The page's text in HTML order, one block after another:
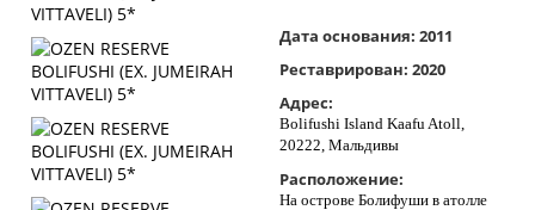
Дата основания: 2011
Реставрирован: 2020
Адрес:
Bolifushi Island Kaafu Atoll,
20222, Мальдивы
Расположение:
На острове Болифуши в атолле